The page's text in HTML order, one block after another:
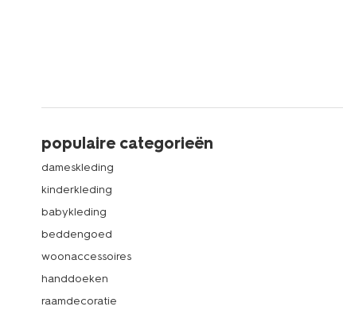
populaire categorieën
dameskleding
kinderkleding
babykleding
beddengoed
woonaccessoires
handdoeken
raamdecoratie